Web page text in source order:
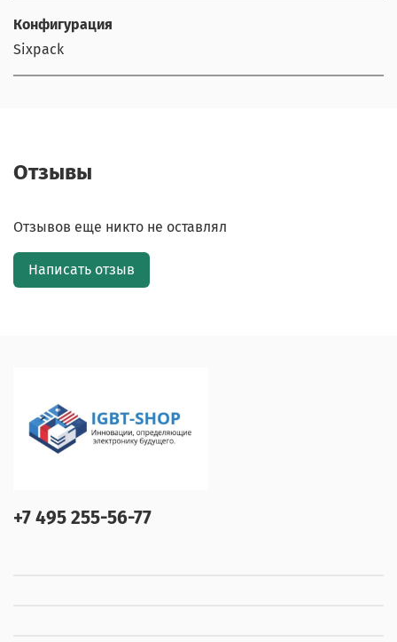
Конфигурация
Sixpack
Отзывы
Отзывов еще никто не оставлял
Написать отзыв
+7 495 255-56-77